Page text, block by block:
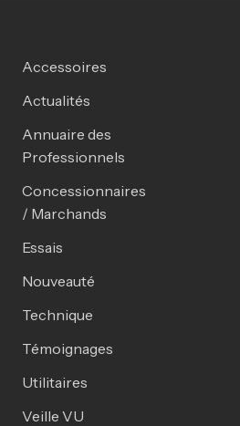
Accessoires
Actualités
Annuaire des
Professionnels
Concessionnaires
/ Marchands
Essais
Nouveauté
Technique
Témoignages
Utilitaires
Veille VU